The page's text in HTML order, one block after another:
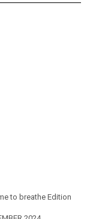
to breathe Edition